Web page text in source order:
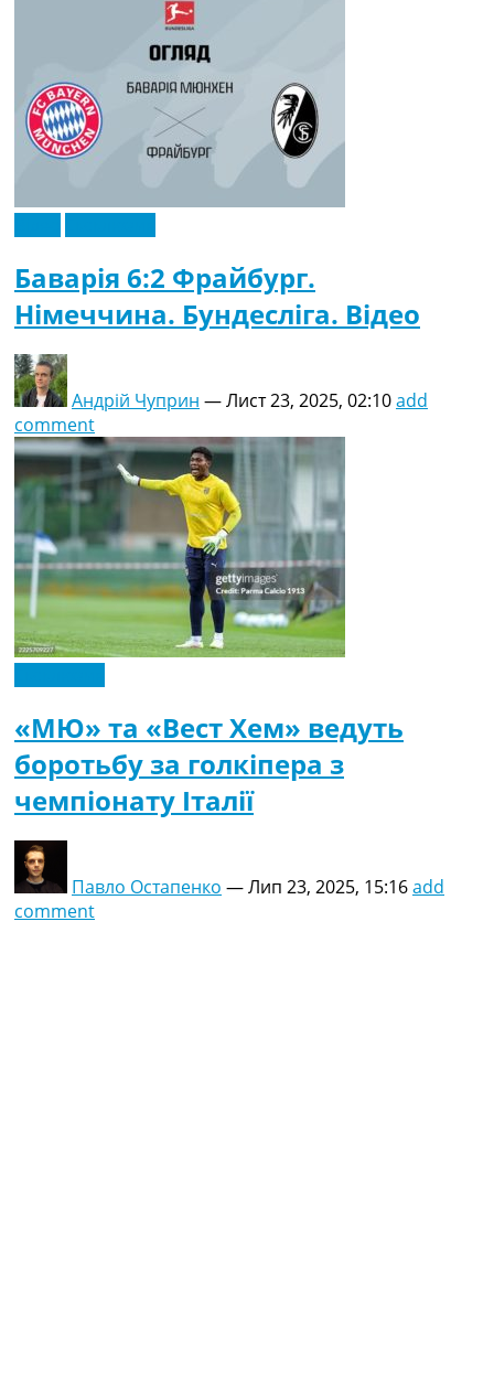
Баварія 6:2 Фрайбург.
Німеччина. Бундесліга. Відео
Андрій Чуприн —Лист 23, 2025, 02:10add
comment
«МЮ» та «Вест Хем» ведуть
боротьбу за голкіпера з
чемпіонату Італії
Павло Остапенко —Лип 23, 2025, 15:16add
comment